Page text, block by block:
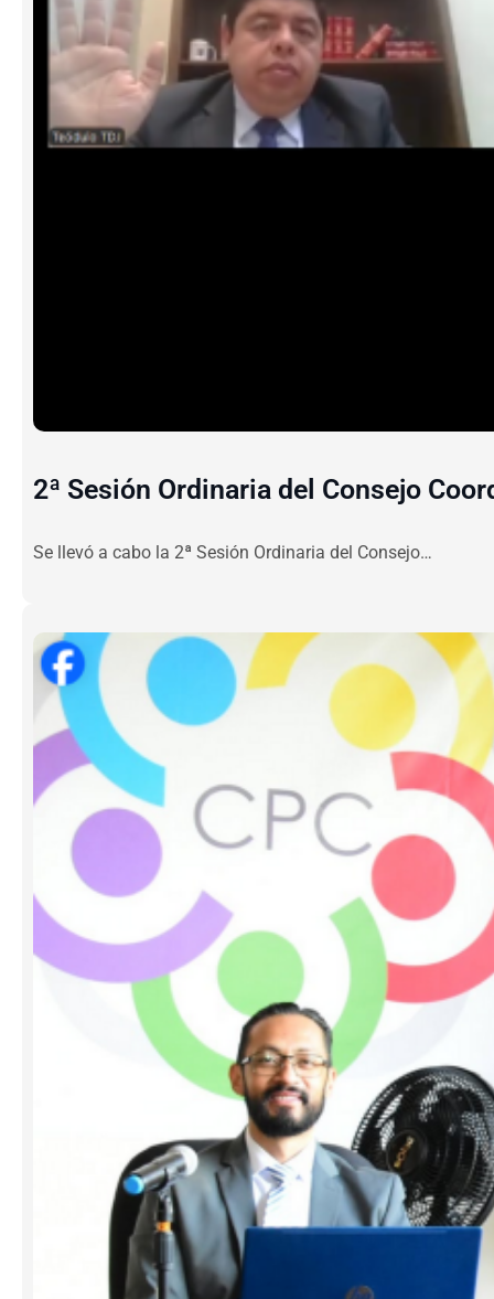
2ª Sesión Ordinaria del Consejo
Se llevó a cabo la 2ª Sesión Ordinaria del Consejo…